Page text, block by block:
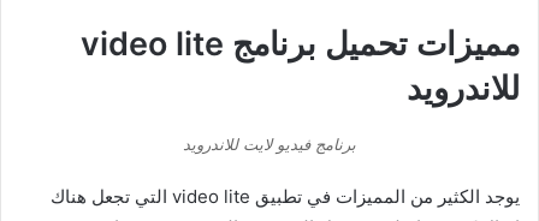
مميزات تحميل برنامج video lite
للاندرويد
برنامج فيديو لايت للاندرويد
يوجد الكثير من المميزات في تطبيق video lite التي تجعل هناك